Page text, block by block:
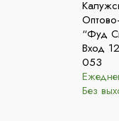
“Фуд
Вход
053
Без